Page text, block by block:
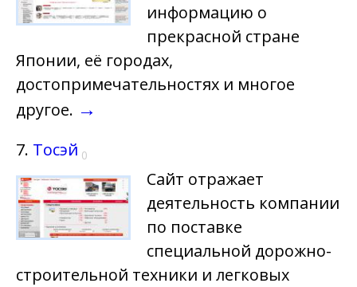
информацию о
прекрасной стране
Японии, её городах,
достопримечательностях и многое
другое. →
7. Тосэй 0
Сайт отражает
деятельность компании
по поставке
специальной дорожно-
строительной техники и легковых